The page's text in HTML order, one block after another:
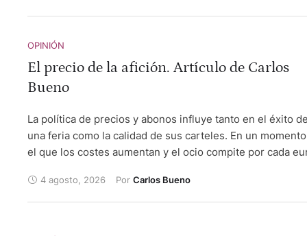
verano taurino. Estas dos últimas desde CANAL SUR, que
menores en directo. Ensalada a viva voz con algunos de
comentaristas. Gente con negocios del toro, repartiendo
verdad e independencia... Estupendo.
OPINIÓN
El precio de la afición. Artículo de Carlos
Bueno
La política de precios y abonos influye tanto en el éxito de
una feria como la calidad de sus carteles. En un
el que los costes aumentan y el ocio compite por cada
empresarial y el acceso del público se ha convertido en
de los grandes desafíos de la Fiesta.
4 agosto, 2026 Por Carlos Bueno